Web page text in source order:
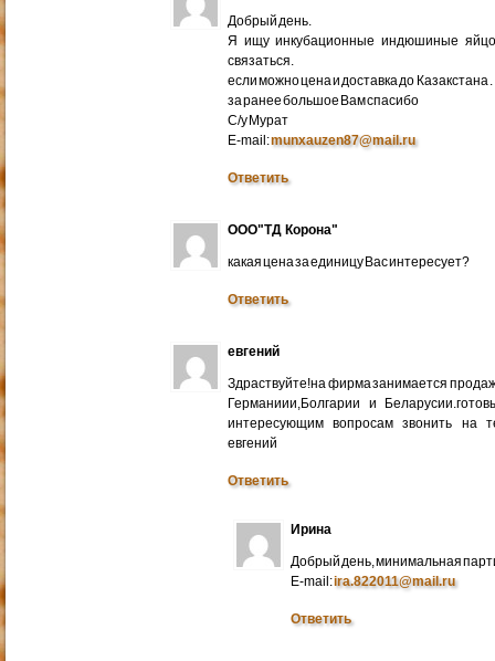
Добрый день.
Я ищу инкубационные индюшиные
связаться.
если можно цена и доставка до Казакстана .
за ранее большое Вам спасибо
С/у Мурат
E-mail:munxauzen87@mail.ru
Ответить
ООО"ТД Корона"
какая цена за единицу Вас интересует?
Ответить
евгений
Здраствуйте!на фирма занимается
Германиии,Болгарии и
интересующим вопросам звонить на
евгений
Ответить
Ирина
Добрый день, минимальная
E-mail:ira.822011@mail.ru
Ответить